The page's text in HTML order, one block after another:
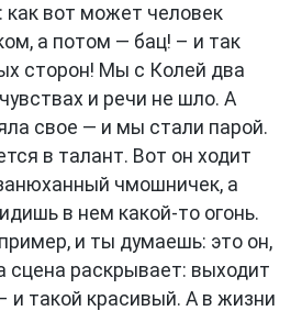
как вот может человек
а потом — бац! – и так
сторон! Мы с Колей два
и речи не шло. А
свое — и мы стали парой.
в талант. Вот он ходит
чмошничек, а
в нем какой-то огонь.
и ты думаешь: это он,
сцена раскрывает: выходит
и такой красивый. А в жизни